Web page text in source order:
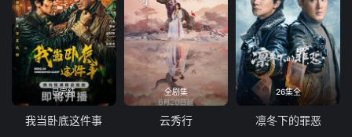
已完结
我当卧底这件事
全剧集
云秀行
26集全
凛冬下的罪恶